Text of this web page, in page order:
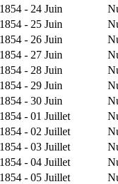
1854 - 24 Juin
1854 - 25 Juin
1854 - 26 Juin
1854 - 27 Juin
1854 - 28 Juin
1854 - 29 Juin
1854 - 30 Juin
1854 - 01 Juillet
1854 - 02 Juillet
1854 - 03 Juillet
1854 - 04 Juillet
1854 - 05 Juillet